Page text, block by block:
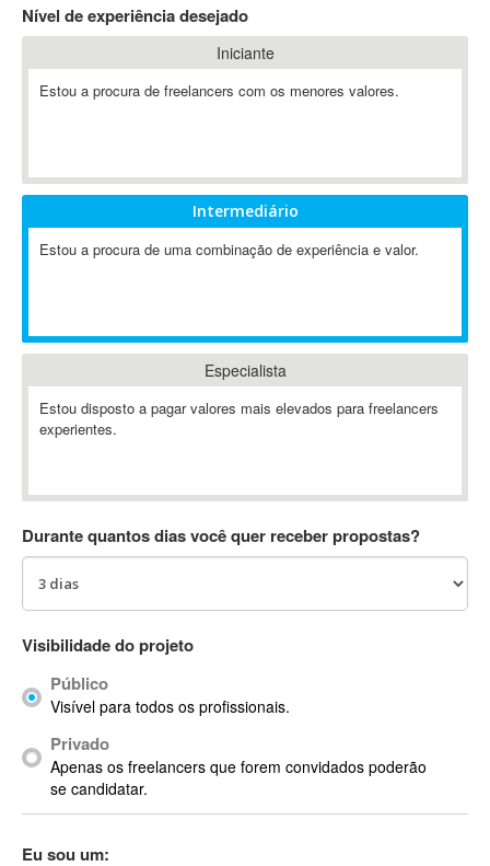
A2Billing
Ab Initio
ABIS
AbleCommerce
Ableton
Abstract
Abstract Window Toolkit (AWT)
AC Drives
ACDSee
ACPI
Acrobat X
Acronis
ACT
Actian
Actimize
ActionScript
Active Directory
Nível de experiência desejado
Iniciante
Estou a procura de freelancers com os menores valores.
Intermediário
Estou a procura de uma combinação de experiência e valor.
Especialista
Estou disposto a pagar valores mais elevados para freelancers
experientes.
Durante quantos dias você quer receber propostas?
Visibilidade do projeto
Público
Visível para todos os profissionais.
Privado
Apenas os freelancers que forem convidados poderão
se candidatar.
Eu sou um: